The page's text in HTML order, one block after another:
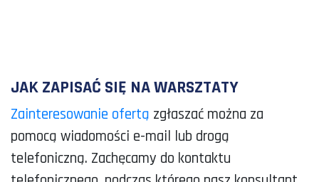
JAK ZAPISAĆ SIĘ NA WARSZTATY
Zainteresowanie ofertą zgłaszać można za
pomocą wiadomości e-mail lub drogą
telefoniczną. Zachęcamy do kontaktu